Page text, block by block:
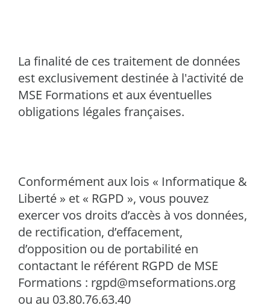
La finalité de ces traitement de données
est exclusivement destinée à l'activité de
MSE Formations et aux éventuelles
obligations légales françaises.
Conformément aux lois « Informatique &
Liberté » et « RGPD », vous pouvez
exercer vos droits d’accès à vos données,
de rectification, d’effacement,
d’opposition ou de portabilité en
contactant le référent RGPD de MSE
Formations : rgpd@mseformations.org
ou au 03.80.76.63.40